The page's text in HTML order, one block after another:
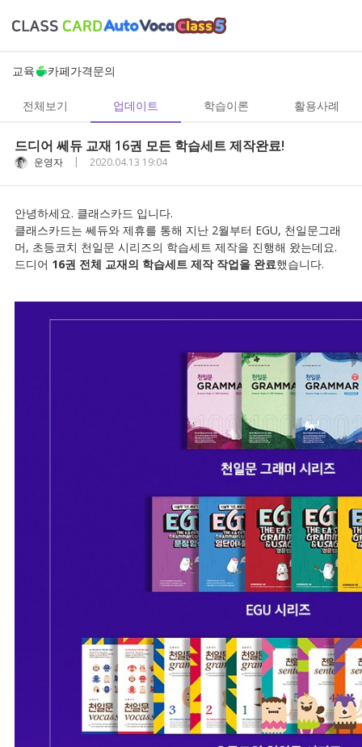
교육 카페가격문의
전체보기 업데이트 학습이론 활용사례
드디어 쎄듀 교재 16권 모든 학습세트 제작완료!
운영자 | 2020.04.13 19:04
안녕하세요. 클래스카드 입니다.
클래스카드는 쎄듀와 제휴를 통해 지난 2월부터 EGU, 천일문그래
머, 초등코치 천일문 시리즈의 학습세트 제작을 진행해 왔는데요.
드디어 16권 전체 교재의 학습세트 제작 작업을 완료했습니다.